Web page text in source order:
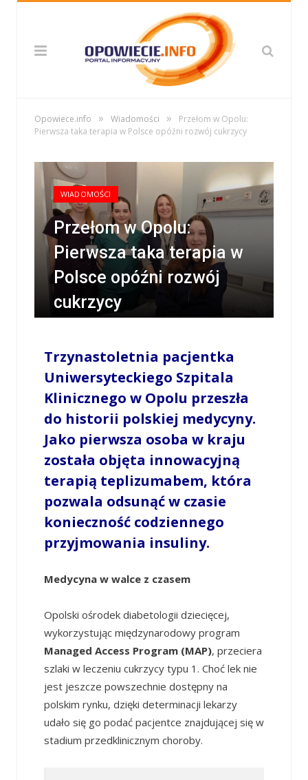
Opowiece.info » Wiadomości »
Przełom w Opolu:
Pierwsza taka terapia w Polsce opóźni rozwój cukrzycy
WIADOMOŚCI
Przełom w Opolu:
Pierwsza taka terapia w
Polsce opóźni rozwój
cukrzycy
Trzynastoletnia pacjentka
Uniwersyteckiego Szpitala
Klinicznego w Opolu przeszła
do historii polskiej medycyny.
Jako pierwsza osoba w kraju
została objęta innowacyjną
terapią teplizumabem, która
pozwala odsunąć w czasie
konieczność codziennego
przyjmowania insuliny.
Medycyna w walce z czasem
Opolski ośrodek diabetologii dziecięcej,
wykorzystując międzynarodowy program
Managed Access Program (MAP), przeciera
szlaki w leczeniu cukrzycy typu 1. Choć lek nie
jest jeszcze powszechnie dostępny na
polskim rynku, dzięki determinacji lekarzy
udało się go podać pacjentce znajdującej się w
stadium przedklinicznym choroby.